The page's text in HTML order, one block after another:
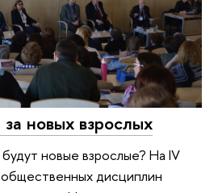
новых взрослых
новые взрослые? На IV
дисциплин